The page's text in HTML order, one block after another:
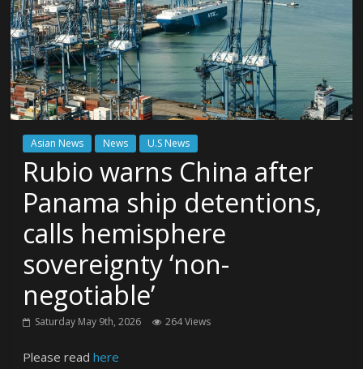
Asian News News U.S News
Rubio warns China after
Panama ship detentions,
calls hemisphere
sovereignty ‘non-
negotiable’
Saturday May 9th, 2026 264 Views
Please readhere